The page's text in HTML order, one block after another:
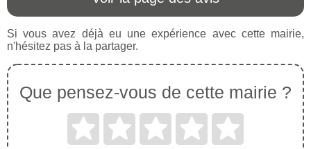
Si vous avez déjà eu une expérience avec cette mairie,
n'hésitez pas à la partager.
Que pensez-vous de cette mairie ?